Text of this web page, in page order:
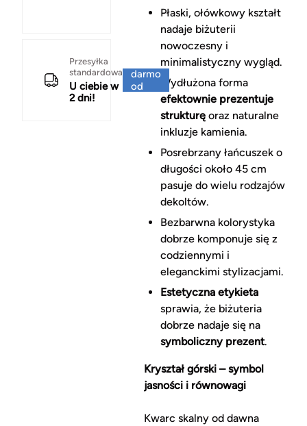
Przesyłka
standardowa
U ciebie w
2 dni!
darmo
od
Płaski, ołówkowy kształt
nadaje biżuterii
nowoczesny i
minimalistyczny wygląd.
Wydłużona forma
efektownie prezentuje
strukturęoraz naturalne
inkluzje kamienia.
Posrebrzany łańcuszek o
długości około 45 cm
pasuje do wielu rodzajów
dekoltów.
Bezbarwna kolorystyka
dobrze komponuje się z
codziennymi i
eleganckimi stylizacjami.
Estetyczna etykieta
sprawia, że biżuteria
dobrze nadaje się na
symboliczny prezent.
Kryształ górski – symbol
jasności i równowagi
Kwarc skalny od dawna